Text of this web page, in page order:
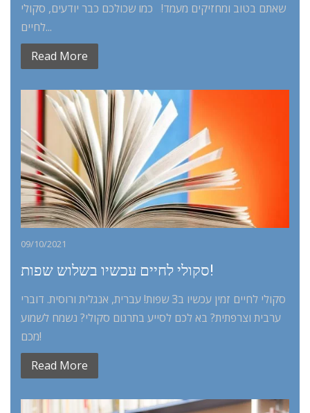
שאתם בטוב ומחזיקים מעמד! כמו שכולכם כבר יודעים, סקולי
לחיים...
Read More
09/10/2021
סקולי לחיים עכשיו בשלוש שפות!
סקולי לחיים זמין עכשיו ב3 שפות! עברית, אנגלית ורוסית. דוברי
ערבית וצרפתית? בא לכם לסייע בתרגום סקולי? נשמח לשמוע
מכם!
Read More